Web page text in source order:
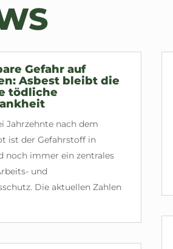
Gefahr auf
Asbest bleibt die
tödliche
Jahrzehnte nach dem
ist der Gefahrstoff in
noch immer ein zentrales
und
Die aktuellen Zahlen